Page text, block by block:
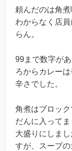
頼んだのは角
わからなく店
らん。
99まで数字が
ろからカレー
辛さでした。
角煮はブロッ
だんに入って
大盛りにしま
すが、スープ